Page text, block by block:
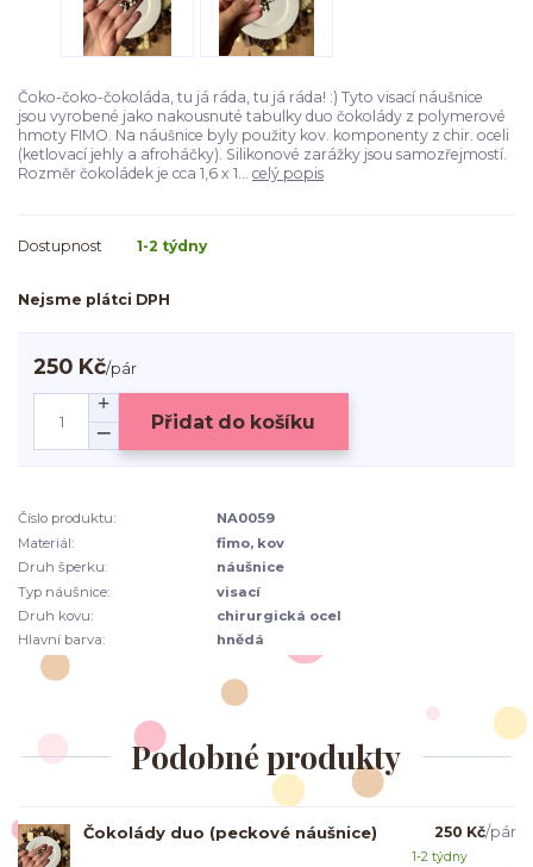
Čoko-čoko-čokoláda, tu já ráda, tu já ráda! :) Tyto visací náušnice
jsou vyrobené jako nakousnuté tabulky duo čokolády z polymerové
hmoty FIMO. Na náušnice byly použity kov. komponenty z chir. oceli
(ketlovací jehly a afroháčky). Silikonové zarážky jsou samozřejmostí.
Rozměr čokoládek je cca 1,6 x 1... celý popis
Dostupnost 1-2 týdny
Nejsme plátci DPH
250 Kč/pár
Přidat do košíku
Číslo produktu:
NA0059
Materiál:
fimo, kov
Druh šperku:
náušnice
Typ náušnice:
visací
Druh kovu:
chirurgická ocel
Hlavní barva:
hnědá
Podobné produkty
Čokolády duo (peckové náušnice) 250 Kč/pár
1-2 týdny